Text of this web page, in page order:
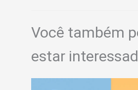
Você também
estar